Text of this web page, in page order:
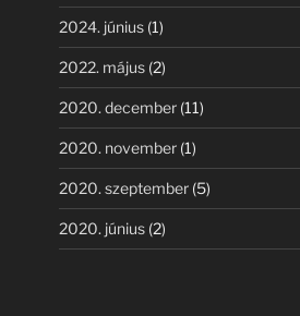
2024. június(1)
2022. május(2)
2020. december(11)
2020. november(1)
2020. szeptember(5)
2020. június(2)